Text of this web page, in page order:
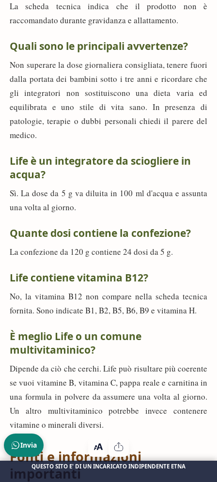
La scheda tecnica indica che il prodotto non è
raccomandato durante gravidanza e allattamento.
Quali sono le principali avvertenze?
Non superare la dose giornaliera consigliata, tenere fuori
dalla portata dei bambini sotto i tre anni e ricordare che
gli integratori non sostituiscono una dieta varia ed
equilibrata e uno stile di vita sano. In presenza di
patologie, terapie o dubbi personali chiedi il parere del
medico.
Life è un integratore da sciogliere in
acqua?
Sì. La dose da 5 g va diluita in 100 ml d'acqua e assunta
una volta al giorno.
Quante dosi contiene la confezione?
La confezione da 120 g contiene 24 dosi da 5 g.
Life contiene vitamina B12?
No, la vitamina B12 non compare nella scheda tecnica
fornita. Sono indicate B1, B2, B5, B6, B9 e vitamina H.
È meglio Life o un comune
multivitaminico?
Dipende da ciò che cerchi. Life può risultare più coerente
se vuoi vitamine B, vitamina C, pappa reale e carnitina in
una formula in polvere da assumere una volta al giorno.
Un altro multivitaminico potrebbe invece contenere
vitamine o minerali diversi.
Fonti e informazioni
importanti
Invia
QUESTO SITO E' DI UN INCARICATO INDIPENDENTE ETNA